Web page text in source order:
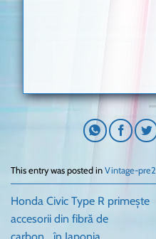
This entry was posted in Vintage-
Honda Civic Type R primește
accesorii din fibră de